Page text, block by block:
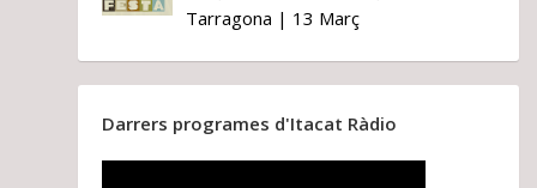
Tarragona | 13 Març
Darrers programes d'Itacat Ràdio